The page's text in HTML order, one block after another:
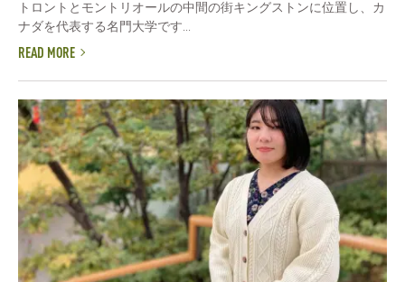
トロントとモントリオールの中間の街キングストンに位置し、カ
ナダを代表する名門大学です...
READ MORE